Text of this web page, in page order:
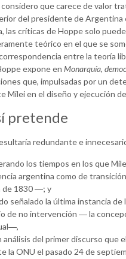
que carece de valor
del presidente de Argentina
las críticas de Hoppe solo
teórico en el que se
entre la teoría
expone en Monarquía,
que, impulsadas por un
Milei en el diseño y ejecución
pretende
redundante e
los tiempos en los que
argentina como de
de 1830 ―; y
señalado la última instancia de
de no intervención ― la
análisis del primer discurso que
la ONU el pasado 24 de